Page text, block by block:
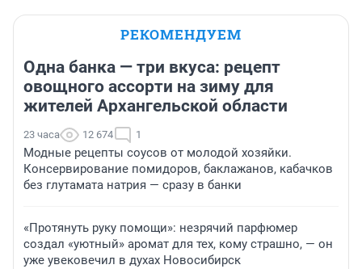
РЕКОМЕНДУЕМ
Одна банка — три вкуса: рецепт
овощного ассорти на зиму для
жителей Архангельской области
23 часа 12 674 1
Модные рецепты соусов от молодой хозяйки.
Консервирование помидоров, баклажанов, кабачков
без глутамата натрия — сразу в банки
«Протянуть руку помощи»: незрячий парфюмер
создал «уютный» аромат для тех, кому страшно, — он
уже увековечил в духах Новосибирск